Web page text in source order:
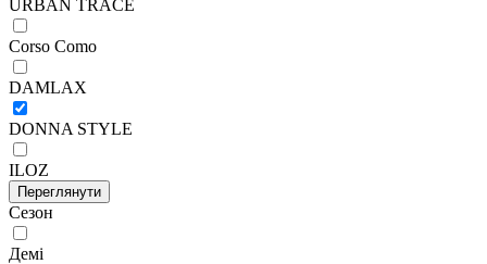
URBAN TRACE
Corso Como
DAMLAX
DONNA STYLE
ILOZ
Переглянути
Сезон
Демі